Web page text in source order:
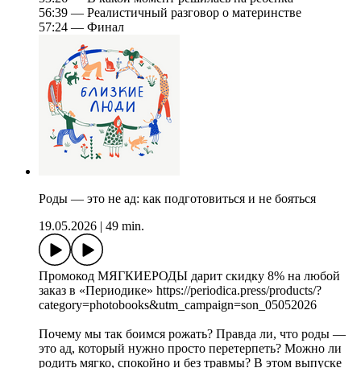
56:39 — Реалистичный разговор о материнстве
57:24 — Финал
Роды — это не ад: как подготовиться и не бояться
19.05.2026
49 min.
Промокод МЯГКИЕРОДЫ дарит скидку 8% на любой
заказ в «Периодике» https://periodica.press/products/?
category=photobooks&utm_campaign=son_05052026
Почему мы так боимся рожать? Правда ли, что роды —
это ад, который нужно просто перетерпеть? Можно ли
родить мягко, спокойно и без травмы? В этом выпуске